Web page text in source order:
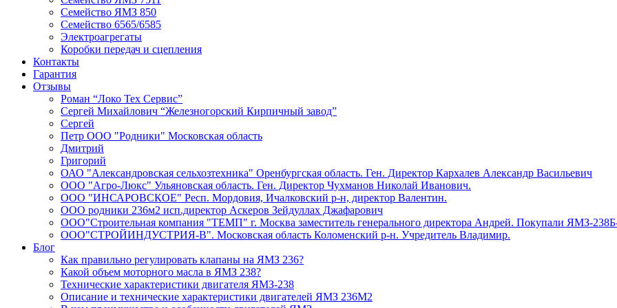
Семейство ЯМЗ 850
Семейство 6565/6585
Электроагрегаты
Коробки передач и сцепления
Контакты
Гарантия
Отзывы
Роман “Локо Тех Сервис”
Сергей Михайлович “Железногорский Кирпичный завод”
Сергей
Петр ООО "Родники" Московская область
Дмитрий
Григорий
ОАО "Александровская сельхозтехника" Оренбургская область. Ген. Директор Кархалев Александр Васильевич
ООО "Агро-Люкс" Ульяновская область. Ген. Директор Чухманов Николай Иванович.
ООО "ИНСАРОВСКОЕ" Респ. Мордовия, Ичалковский р-н, директор Валентин.
ООО родники 236м2 исп.директор Аскеров Зейдуллах Джафарович
ООО"Строительная компания "ТЕМП" г. Москва заместитель генерального директора Андрей. Покупали ЯМЗ-
ООО"СТРОЙИНДУСТРИЯ-В". Московская область Коломенский р-н. Учредитель Владимир.
Блог
Как правильно регулировать клапаны на ЯМЗ 236?
Какой объем моторного масла в ЯМЗ 238?
Технические характеристики двигателя ЯМЗ-238
Описание и технические характеристики двигателей ЯМЗ 236М2